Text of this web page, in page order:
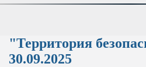
"Территория
30.09.2025